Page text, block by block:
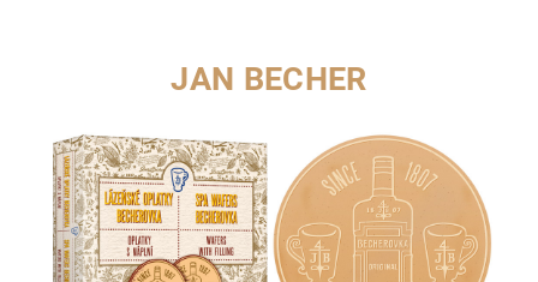
JAN BECHER